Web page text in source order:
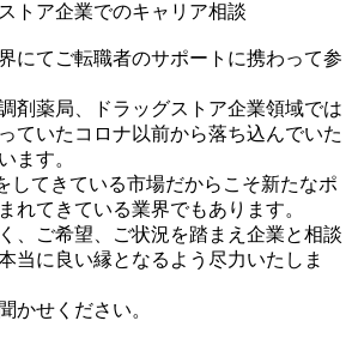
トア企業でのキャリア相談
にてご転職者のサポートに携わって参
剤薬局、ドラッグストア企業領域では
ていたコロナ以前から落ち込んでいた
ます。
してきている市場だからこそ新たなポ
れてきている業界でもあります。
、ご希望、ご状況を踏まえ企業と相談
当に良い縁となるよう尽力いたしま
かせください。